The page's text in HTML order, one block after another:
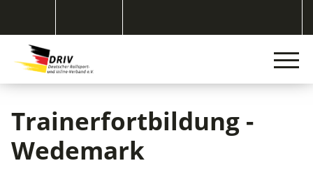
Trainerfortbildung -
Wedemark